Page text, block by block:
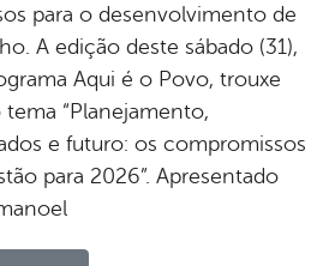
para o desenvolvimento de
A edição deste sábado (31),
Aqui é o Povo, trouxe
“Planejamento,
e futuro: os compromissos
para 2026”. Apresentado